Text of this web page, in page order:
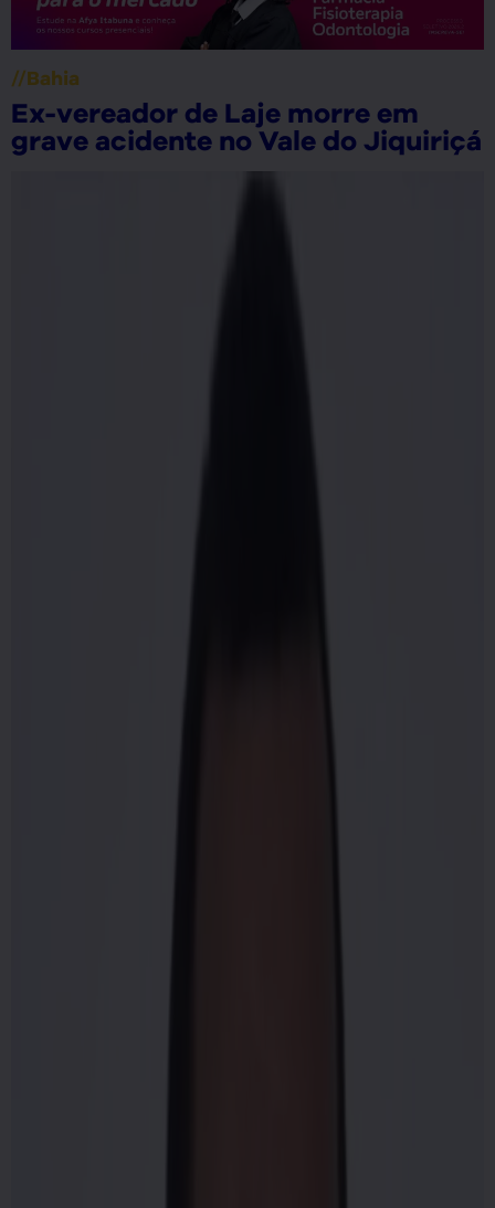
//Bahia
João Roma denuncia descaso do
Governo da Bahia na saúde pública